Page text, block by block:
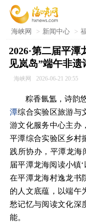
海峡网 > 新闻中心 >
2026·第二届平潭
见岚岛”端午非遗
海峡网 2026-06-21 20:55
粽香氤氲，诗韵
潭综合实验区旅游与
游文化服务中心主办
平潭综合实验区乡村
践所协办，平潭龙海
届平潭龙海阅读小镇
在平潭龙海村逸龙书
的人文底蕴，以端午
愁记忆与阅读文化深
能。